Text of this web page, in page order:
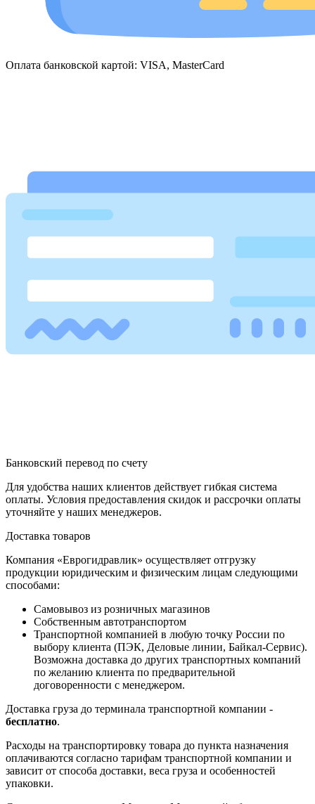
Оплата банковской картой: VISA, MasterCard
Банковский перевод по счету
Для удобства наших клиентов действует гибкая система
оплаты. Условия предоставления скидок и рассрочки оплаты
уточняйте у наших менеджеров.
Доставка товаров
Компания «Еврогидравлик» осуществляет отгрузку
продукции юридическим и физическим лицам следующими
способами:
Самовывоз из розничных магазинов
Собственным автотранспортом
Транспортной компанией в любую точку России по
выбору клиента (ПЭК, Деловые линии, Байкал-Сервис).
Возможна доставка до других транспортных компаний
по желанию клиента по предварительной
договоренности с менеджером.
Доставка груза до терминала транспортной компании -
бесплатно.
Расходы на транспортировку товара до пункта назначения
оплачиваются согласно тарифам транспортной компании и
зависит от способа доставки, веса груза и особенностей
упаковки.